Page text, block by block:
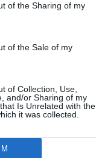
of the Sharing of my
of the Sale of my
of Collection, Use,
and/or Sharing of my
Is Unrelated with the
it was collected.